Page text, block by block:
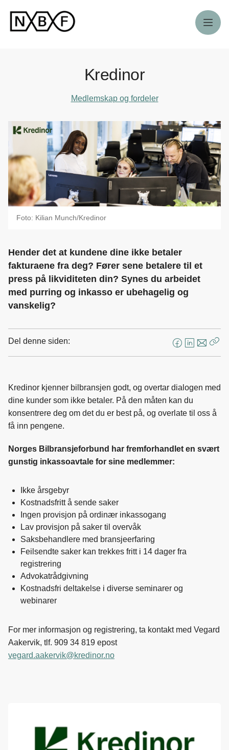
Meny
Kredinor
Medlemskap og fordeler
Foto: Kilian Munch/Kredinor
Hender det at kundene dine ikke betaler
fakturaene fra deg? Fører sene betalere til et
press på likviditeten din? Synes du arbeidet
med purring og inkasso er ubehagelig og
vanskelig?
Del denne siden:
F
e
b
o
L
k
e
d
E
o
Kredinor kjenner bilbransjen godt, og overtar dialogen med
dine kunder som ikke betaler. På den måten kan du
konsentrere deg om det du er best på, og overlate til oss å
få inn pengene.
Norges Bilbransjeforbund har fremforhandlet en svært
gunstig inkassoavtale for sine medlemmer:
Ikke årsgebyr
Kostnadsfritt å sende saker
Ingen provisjon på ordinær inkassogang
Lav provisjon på saker til overvåk
Saksbehandlere med bransjeerfaring
Feilsendte saker kan trekkes fritt i 14 dager fra
registrering
Advokatrådgivning
Kostnadsfri deltakelse i diverse seminarer og
webinarer
For mer informasjon og registrering, ta kontakt med Vegard
Aakervik, tlf. 909 34 819 epost
vegard.aakervik@kredinor.no